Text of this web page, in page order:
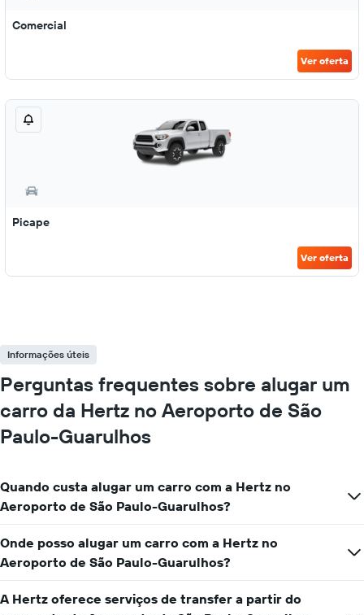
Comercial
Ver oferta
Picape
Ver oferta
Informações úteis
Perguntas frequentes sobre alugar um
carro da Hertz no Aeroporto de São
Paulo-Guarulhos
Quando custa alugar um carro com a Hertz no
Aeroporto de São Paulo-Guarulhos?
Onde posso alugar um carro com a Hertz no
Aeroporto de São Paulo-Guarulhos?
A Hertz oferece serviços de transfer a partir do